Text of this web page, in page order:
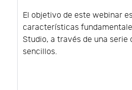
El objetivo de este webinar
características
Studio, a través de una serie
sencillos.